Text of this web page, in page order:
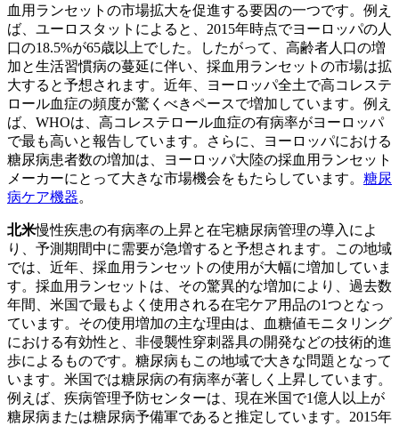
血用ランセットの市場拡大を促進する要因の一つです。例え
ば、ユーロスタットによると、2015年時点でヨーロッパの人
口の18.5%が65歳以上でした。したがって、高齢者人口の増
加と生活習慣病の蔓延に伴い、採血用ランセットの市場は拡
大すると予想されます。近年、ヨーロッパ全土で高コレステ
ロール血症の頻度が驚くべきペースで増加しています。例え
ば、WHOは、高コレステロール血症の有病率がヨーロッパ
で最も高いと報告しています。さらに、ヨーロッパにおける
糖尿病患者数の増加は、ヨーロッパ大陸の採血用ランセット
メーカーにとって大きな市場機会をもたらしています。 糖尿
病ケア機器。
北米慢性疾患の有病率の上昇と在宅糖尿病管理の導入によ
り、予測期間中に需要が急増すると予想されます。この地域
では、近年、採血用ランセットの使用が大幅に増加していま
す。採血用ランセットは、その驚異的な増加により、過去数
年間、米国で最もよく使用される在宅ケア用品の1つとなっ
ています。その使用増加の主な理由は、血糖値モニタリング
における有効性と、非侵襲性穿刺器具の開発などの技術的進
歩によるものです。糖尿病もこの地域で大きな問題となって
います。米国では糖尿病の有病率が著しく上昇しています。
例えば、疾病管理予防センターは、現在米国で1億人以上が
糖尿病または糖尿病予備軍であると推定しています。2015年